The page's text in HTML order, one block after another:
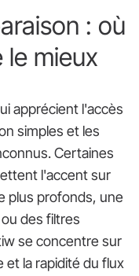
: où
mieux
apprécient l'accès
simples et les
Certaines
l'accent sur
plus profonds, une
des filtres
se concentre sur
et la rapidité du flux